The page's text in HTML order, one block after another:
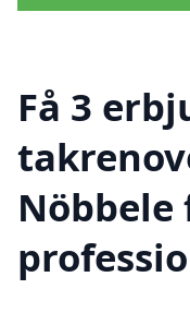
Få 3
Nöbbele